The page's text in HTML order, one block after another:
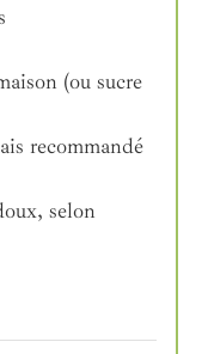
(ou sucre
recommandé
selon